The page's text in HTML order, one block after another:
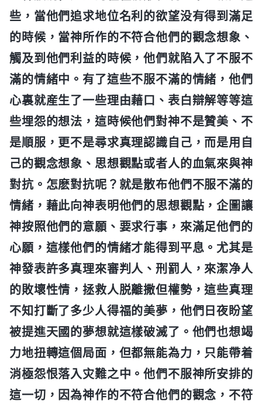
些，當他們追求地位名利的欲望没有得到滿足
的時候，當神所作的不符合他們的觀念想象、
觸及到他們利益的時候，他們就陷入了不服不
滿的情緒中。有了這些不服不滿的情緒，他們
心裏就産生了一些理由藉口、表白辯解等等這
些埋怨的想法，這時候他們對神不是贊美、不
是順服，更不是尋求真理認識自己，而是用自
己的觀念想象、思想觀點或者人的血氣來與神
對抗。怎麽對抗呢？就是散布他們不服不滿的
情緒，藉此向神表明他們的思想觀點，企圖讓
神按照他們的意願、要求行事，來滿足他們的
心願，這樣他們的情緒才能得到平息。尤其是
神發表許多真理來審判人、刑罰人，來潔净人
的敗壞性情，拯救人脱離撒但權勢，這些真理
不知打斷了多少人得福的美夢，他們日夜盼望
被提進天國的夢想就這樣破滅了。他們也想竭
力地扭轉這個局面，但都無能為力，只能帶着
消極怨恨落入灾難之中。他們不服神所安排的
這一切，因為神作的不符合他們的觀念，不符